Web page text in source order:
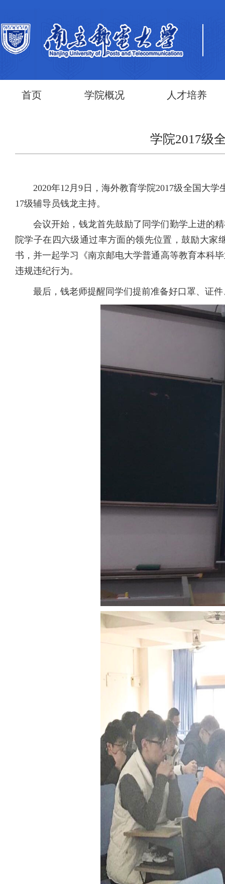
首页 学院概况 人才培养
学院2017级
2020年12月9日，海外教育学院2017级全国大
17级辅导员钱龙主持。
会议开始，钱龙首先鼓励了同学们勤学上进的
院学子在四六级通过率方面的领先位置，鼓励大
书，并一起学习《南京邮电大学普通高等教育本科
违规违纪行为。
最后，钱老师提醒同学们提前准备好口罩、证